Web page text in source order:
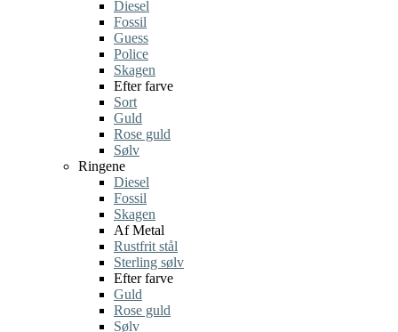
Diesel
Fossil
Guess
Police
Skagen
Efter farve
Sort
Guld
Rose guld
Sølv
Ringene
Diesel
Fossil
Skagen
Af Metal
Rustfrit stål
Sterling sølv
Efter farve
Guld
Rose guld
Sølv